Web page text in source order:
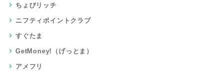
ちょびリッチ
ニフティポイントクラブ
すぐたま
GetMoney!（げっとま）
アメフリ